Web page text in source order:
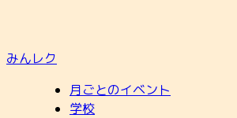
みんレク
月ごとのイベント
学校